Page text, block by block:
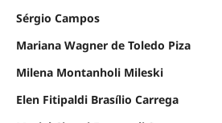
Sérgio Campos
Mariana Wagner de Toledo Piza
Milena Montanholi Mileski
Elen Fitipaldi Brasílio Carrega